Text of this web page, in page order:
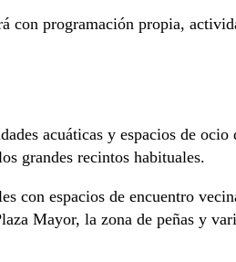
con programación propia,
acuáticas y espacios de
grandes recintos habituales.
con espacios de encuentro
Mayor, la zona de peñas y